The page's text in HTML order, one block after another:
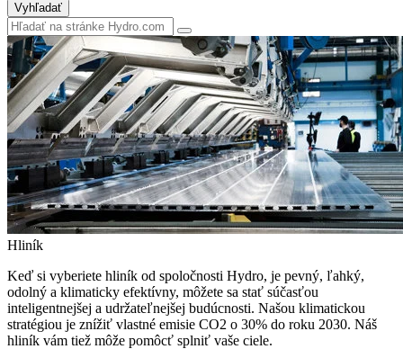
Vyhľadať
Hliník
Keď si vyberiete hliník od spoločnosti Hydro, je pevný, ľahký,
odolný a klimaticky efektívny, môžete sa stať súčasťou
inteligentnejšej a udržateľnejšej budúcnosti. Našou klimatickou
stratégiou je znížiť vlastné emisie CO2 o 30% do roku 2030. Náš
hliník vám tiež môže pomôcť splniť vaše ciele.